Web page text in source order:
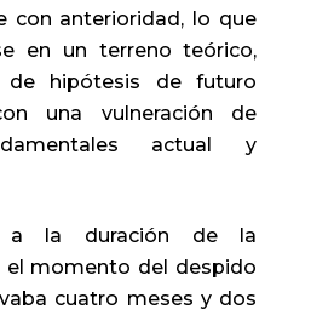
con anterioridad, lo que
en un terreno teórico,
de hipótesis de futuro
una vulneración de
actual y
a la duración de la
el momento del despido
cuatro meses y dos